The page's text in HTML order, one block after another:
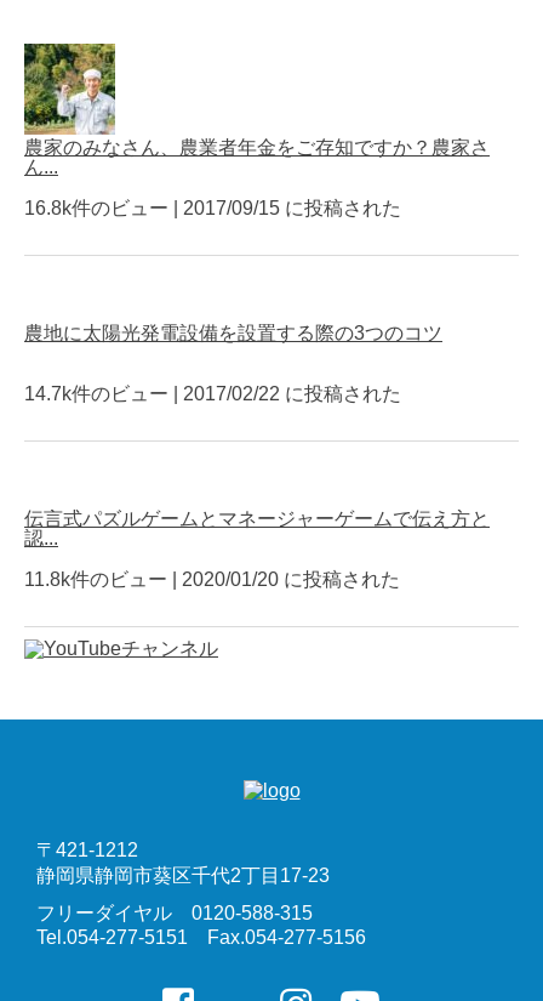
農家のみなさん、農業者年金をご存知ですか？農家さ
ん...
16.8k件のビュー
2017/09/15 に投稿された
農地に太陽光発電設備を設置する際の3つのコツ
14.7k件のビュー 2017/02/22 に投稿された
伝言式パズルゲームとマネージャーゲームで伝え方と
認...
11.8k件のビュー
2020/01/20 に投稿された
お悩み、解決いたします
ソーラーシェアリング導入に関する
お気軽にお問い合わせください。
〒421-1212
静岡県静岡市葵区千代2丁目17-23
フリーダイヤル 0120-588-315
Tel.054-277-5151 Fax.054-277-5156